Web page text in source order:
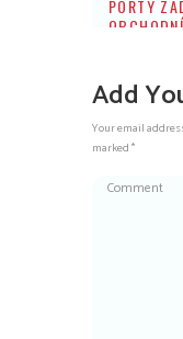
PORTY
Add
Your email
marked *